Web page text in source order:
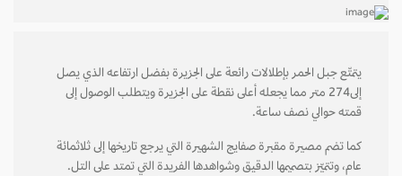
يتمتّع جبل الحمر بإطلالات رائعة على الجزيرة بفضل ارتفاعه الذي يصل
إلى274 متر مما يجعله أعلى نقطة على الجزيرة ويتطلب الوصول إلى
قمته حوالي نصف ساعة.
كما تضم مصيرة مقبرة صفايج الشهيرة التي يرجع تاريخها إلى ثلاثمائة
عام، وتتميّز بتصميمها الدقيق وشواهدها الفريدة التي تمتد على التل.